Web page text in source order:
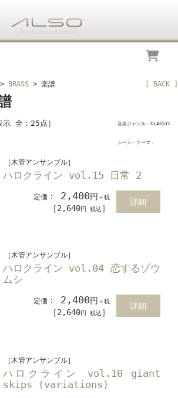
> BRASS > 楽譜 [ BACK ]
音楽ジャンル：CLASSIC
シーン・テーマ：
示 全：25点］
［木管アンサンブル］
ハロクライン vol.15 日常 2
定価 ： 2,400円 ＋税
［2,640円 税込 ］
詳細
［木管アンサンブル］
ハロクライン vol.04 恋するゾウ
ムシ
定価 ： 2,400円 ＋税
［2,640円 税込 ］
詳細
［木管アンサンブル］
ハロクライン vol.10 giant
skips (variations)